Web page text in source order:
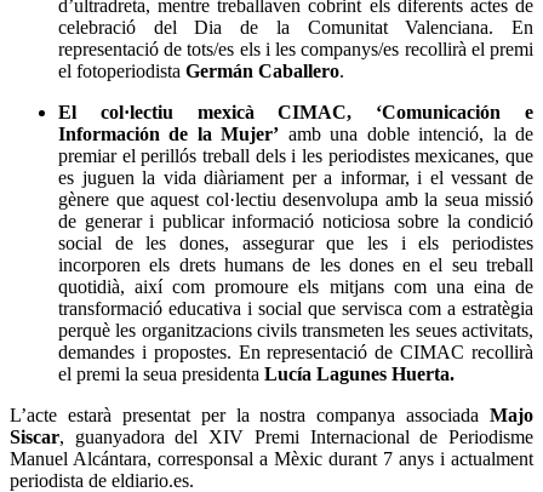
d’ultradreta, mentre treballaven cobrint els diferents actes de
celebració del Dia de la Comunitat Valenciana. En
representació de tots/es els i les companys/es recollirà el premi
el fotoperiodista Germán Caballero.
El col·lectiu mexicà CIMAC, ‘Comunicación e
Información de la Mujer’ amb una doble intenció, la de
premiar el perillós treball dels i les periodistes mexicanes, que
es juguen la vida diàriament per a informar, i el vessant de
gènere que aquest col·lectiu desenvolupa amb la seua missió
de generar i publicar informació noticiosa sobre la condició
social de les dones, assegurar que les i els periodistes
incorporen els drets humans de les dones en el seu treball
quotidià, així com promoure els mitjans com una eina de
transformació educativa i social que servisca com a estratègia
perquè les organitzacions civils transmeten les seues activitats,
demandes i propostes. En representació de CIMAC recollirà
el premi la seua presidenta Lucía Lagunes Huerta.
L’acte estarà presentat per la nostra companya associada Majo
Siscar, guanyadora del XIV Premi Internacional de Periodisme
Manuel Alcántara, corresponsal a Mèxic durant 7 anys i actualment
periodista de eldiario.es.